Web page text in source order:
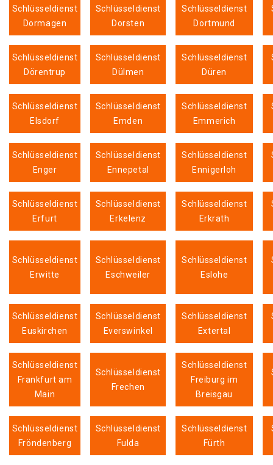
Schlüsseldienst
Dormagen
Schlüsseldienst
Dorsten
Schlüsseldienst
Dortmund
Schlüsseldienst
Dörentrup
Schlüsseldienst
Dülmen
Schlüsseldienst
Düren
Schlüsseldienst
Elsdorf
Schlüsseldienst
Emden
Schlüsseldienst
Emmerich
Schlüsseldienst
Enger
Schlüsseldienst
Ennepetal
Schlüsseldienst
Ennigerloh
Schlüsseldienst
Erfurt
Schlüsseldienst
Erkelenz
Schlüsseldienst
Erkrath
Schlüsseldienst
Erwitte
Schlüsseldienst
Eschweiler
Schlüsseldienst
Eslohe
Schlüsseldienst
Euskirchen
Schlüsseldienst
Everswinkel
Schlüsseldienst
Extertal
Schlüsseldienst
Frankfurt am
Main
Schlüsseldienst
Frechen
Schlüsseldienst
Freiburg im
Breisgau
Schlüsseldienst
Fröndenberg
Schlüsseldienst
Fulda
Schlüsseldienst
Fürth